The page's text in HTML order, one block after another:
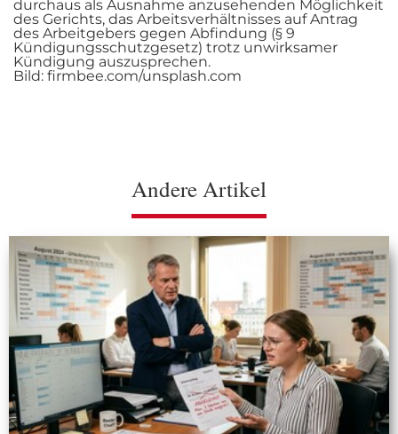
durchaus als Ausnahme anzusehenden Möglichkeit
des Gerichts, das Arbeitsverhältnisses auf Antrag
des Arbeitgebers gegen Abfindung (§ 9
Kündigungsschutzgesetz) trotz unwirksamer
Kündigung auszusprechen.
Bild: firmbee.com/unsplash.com
Andere Artikel